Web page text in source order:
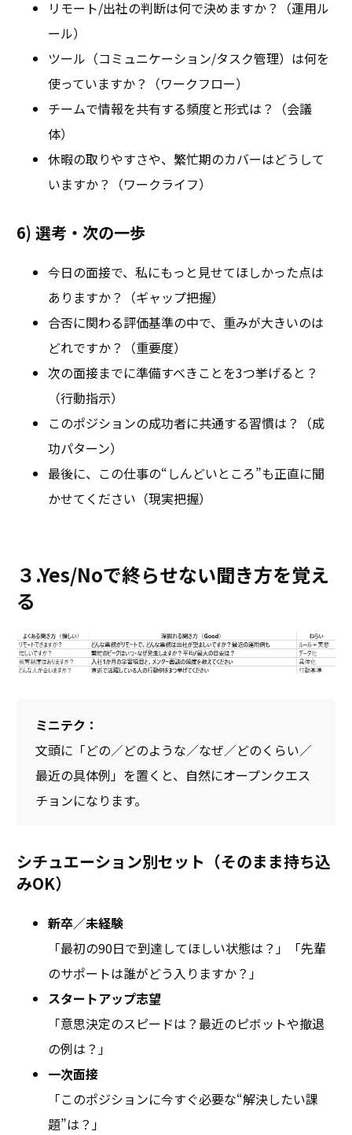
リモート/出社の判断は何で決めますか？（運用ル
ール）
ツール（コミュニケーション/タスク管理）は何を
使っていますか？（ワークフロー）
チームで情報を共有する頻度と形式は？（会議
体）
休暇の取りやすさや、繁忙期のカバーはどうして
いますか？（ワークライフ）
6) 選考・次の一歩
今日の面接で、私にもっと見せてほしかった点は
ありますか？（ギャップ把握）
合否に関わる評価基準の中で、重みが大きいのは
どれですか？（重要度）
次の面接までに準備すべきことを3つ挙げると？
（行動指示）
このポジションの成功者に共通する習慣は？（成
功パターン）
最後に、この仕事の“しんどいところ”も正直に聞
かせてください（現実把握）
３.Yes/Noで終らせない聞き方を覚え
る
ミニテク：
文頭に「どの／どのような／なぜ／どのくらい／
最近の具体例」を置くと、自然にオープンクエス
チョンになります。
シチュエーション別セット（そのまま持ち込
みOK）
新卒／未経験
「最初の90日で到達してほしい状態は？」「先輩
のサポートは誰がどう入りますか？」
スタートアップ志望
「意思決定のスピードは？最近のピボットや撤退
の例は？」
一次面接
「このポジションに今すぐ必要な“解決したい課
題”は？」